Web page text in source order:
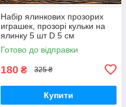
Набір ялинкових прозорих
играшек, прозорі кульки на
ялинку 5 шт D 5 см
Готово до відправки
180 ₴ 325 ₴
Купити